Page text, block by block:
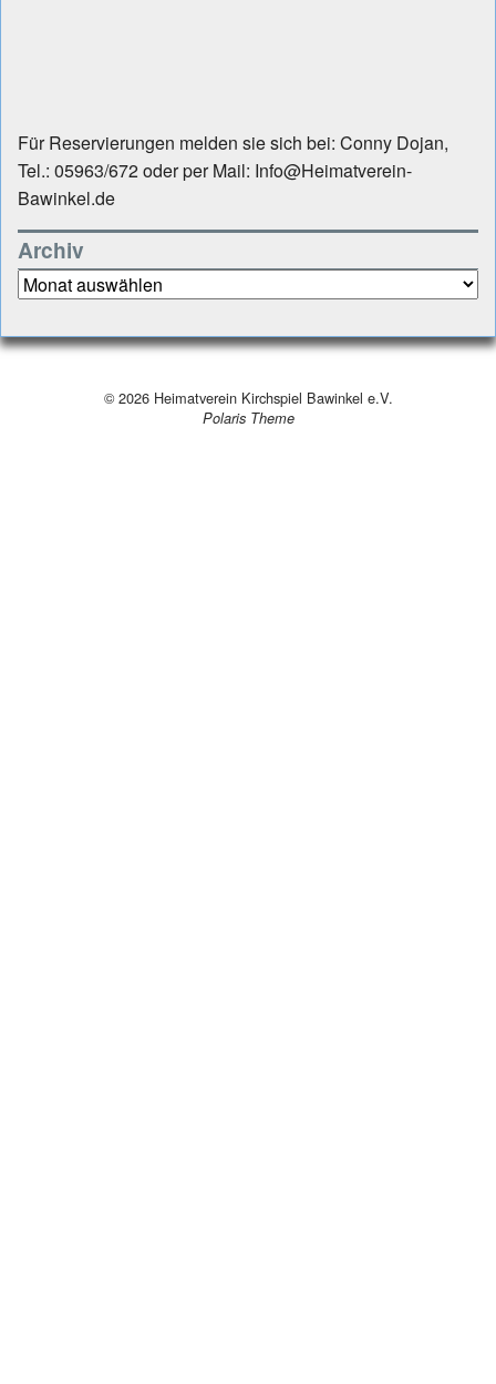
Für Reservierungen melden sie sich bei: Conny Dojan,
Tel.: 05963/672 oder per Mail: Info@Heimatverein-
Bawinkel.de
Archiv
Archiv
© 2026Heimatverein Kirchspiel Bawinkel e.V.
Polaris Theme